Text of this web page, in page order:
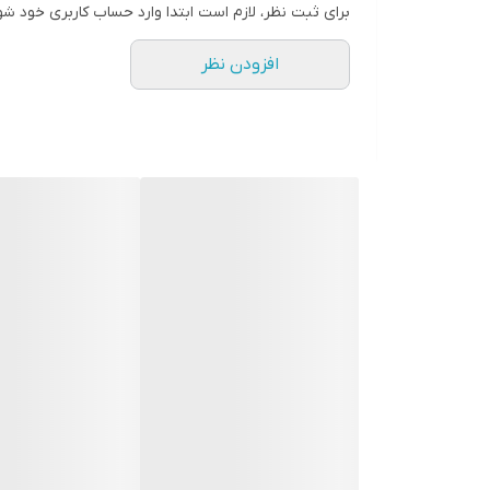
برای ثبت نظر، لازم است ابتدا وارد حساب کاربری خود
افزودن نظر